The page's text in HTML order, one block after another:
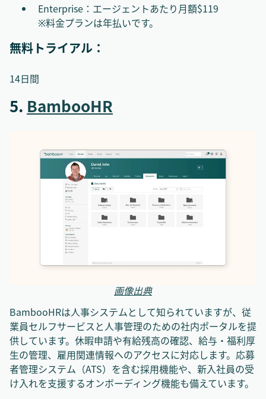
Enterprise：エージェントあたり月額$119
※料金プランは年払いです。
無料トライアル：
14日間
5. BambooHR
画像出典
BambooHRは人事システムとして知られていますが、従
業員セルフサービスと人事管理のための社内ポータルを提
供しています。休暇申請や有給残高の確認、給与・福利厚
生の管理、雇用関連情報へのアクセスに対応します。応募
者管理システム（ATS）を含む採用機能や、新入社員の受
け入れを支援するオンボーディング機能も備えています。